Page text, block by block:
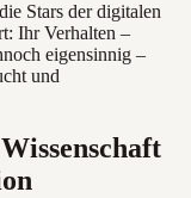
Stars der digitalen
Ihr Verhalten –
eigensinnig –
und